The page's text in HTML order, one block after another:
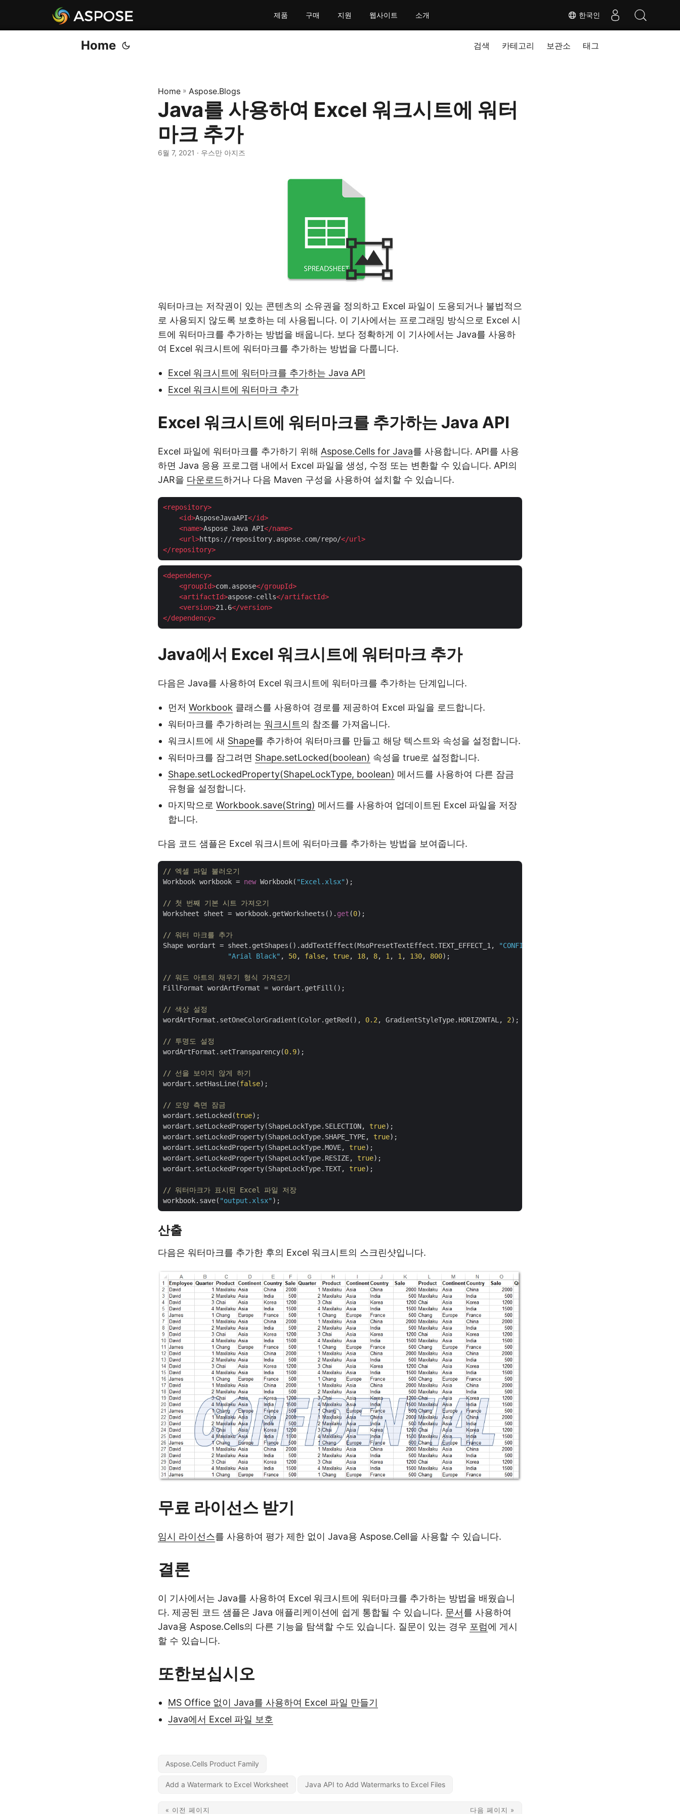
한국인
제품 구매 지원 웹사이트 소개
Home 검색 카테고리 보관소 태그
Home » Aspose.Blogs
Java를 사용하여 Excel 워크시트에 워터
마크 추가
6월 7, 2021 · 우스만 아지즈
워터마크는 저작권이 있는 콘텐츠의 소유권을 정의하고 Excel 파일이 도용되거나 불법적으
로 사용되지 않도록 보호하는 데 사용됩니다. 이 기사에서는 프로그래밍 방식으로 Excel 시
트에 워터마크를 추가하는 방법을 배웁니다. 보다 정확하게 이 기사에서는 Java를 사용하
여 Excel 워크시트에 워터마크를 추가하는 방법을 다룹니다.
Excel 워크시트에 워터마크를 추가하는 Java API
Excel 워크시트에 워터마크 추가
Excel 워크시트에 워터마크를 추가하는 Java API
Excel 파일에 워터마크를 추가하기 위해 Aspose.Cells for Java를 사용합니다. API를 사용
하면 Java 응용 프로그램 내에서 Excel 파일을 생성, 수정 또는 변환할 수 있습니다. API의
JAR을 다운로드하거나 다음 Maven 구성을 사용하여 설치할 수 있습니다.
<repository>
<id>AsposeJavaAPI</id>
<name>Aspose Java API</name>
<url>https://repository.aspose.com/repo/</url>
</repository>
<dependency>
<groupId>com.aspose</groupId>
<artifactId>aspose-cells</artifactId>
<version>21.6</version>
</dependency>
Java에서 Excel 워크시트에 워터마크 추가
다음은 Java를 사용하여 Excel 워크시트에 워터마크를 추가하는 단계입니다.
먼저 Workbook 클래스를 사용하여 경로를 제공하여 Excel 파일을 로드합니다.
워터마크를 추가하려는 워크시트의 참조를 가져옵니다.
워크시트에 새 Shape를 추가하여 워터마크를 만들고 해당 텍스트와 속성을 설정합니다.
워터마크를 잠그려면 Shape.setLocked(boolean) 속성을 true로 설정합니다.
Shape.setLockedProperty(ShapeLockType, boolean) 메서드를 사용하여 다른 잠금
유형을 설정합니다.
마지막으로 Workbook.save(String) 메서드를 사용하여 업데이트된 Excel 파일을 저장
합니다.
다음 코드 샘플은 Excel 워크시트에 워터마크를 추가하는 방법을 보여줍니다.
// 엑셀 파일 불러오기
Workbook workbook = new Workbook( "Excel.xlsx" );
// 첫 번째 기본 시트 가져오기
Worksheet sheet = workbook.getWorksheets(). get (0);
// 워터 마크를 추가
Shape wordart = sheet.getShapes().addTextEffect(MsoPresetTextEffect.TEXT_EFFECT_1,
"CONFIDENTIAL"
"Arial Black" , 50, false, true, 18, 8, 1 , 1 , 130, 800);
// 워드 아트의 채우기 형식 가져오기
FillFormat wordArtFormat = wordart.getFill();
// 색상 설정
wordArtFormat.setOneColorGradient(Color.getRed(), 0.2 , GradientStyleType.HORIZONTAL, 2);
// 투명도 설정
wordArtFormat.setTransparency(0.9);
// 선을 보이지 않게 하기
wordart.setHasLine(false);
// 모양 측면 잠금
wordart.setLocked(true);
wordart.setLockedProperty(ShapeLockType.SELECTION, true);
wordart.setLockedProperty(ShapeLockType.SHAPE_TYPE, true);
wordart.setLockedProperty(ShapeLockType.MOVE, true);
wordart.setLockedProperty(ShapeLockType.RESIZE, true);
wordart.setLockedProperty(ShapeLockType.TEXT, true);
// 워터마크가 표시된 Excel 파일 저장
workbook.save( "output.xlsx"
산출
다음은 워터마크를 추가한 후의 Excel 워크시트의 스크린샷입니다.
무료 라이선스 받기
임시 라이선스를 사용하여 평가 제한 없이 Java용 Aspose.Cell을 사용할 수 있습니다.
결론
이 기사에서는 Java를 사용하여 Excel 워크시트에 워터마크를 추가하는 방법을 배웠습니
다. 제공된 코드 샘플은 Java 애플리케이션에 쉽게 통합될 수 있습니다. 문서를 사용하여
Java용 Aspose.Cells의 다른 기능을 탐색할 수도 있습니다. 질문이 있는 경우 포럼에 게시
할 수 있습니다.
또한보십시오
MS Office 없이 Java를 사용하여 Excel 파일 만들기
Java에서 Excel 파일 보호
Aspose.Cells Product Family
Add a Watermark to Excel Worksheet Java API to Add Watermarks to Excel Files
« 이전 페이지 다음 페이지 »